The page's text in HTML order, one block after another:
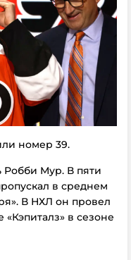
номер 39.
Робби Мур. В пяти
в среднем
В НХЛ он провел
«Кэпиталз» в сезоне